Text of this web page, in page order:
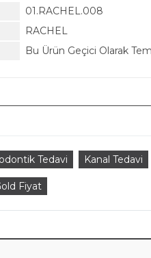
01.RACHEL.008
RACHEL
Bu Ürün Geçici Olarak
Tedavi Kanal Tedavi
Fiyat